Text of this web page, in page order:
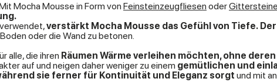
Mocha Mousse in Form von Feinsteinzeugfliesen oder
verstärkt Mocha Mousse das Gefühl von Tiefe.
oder die Wand zu betonen.
alle, die ihren Räumen Wärme verleihen möchten, ohne
auf und neigen daher weniger zu einem gemütlichen und
sie ferner für Kontinuität und Eleganz sorgt und mit